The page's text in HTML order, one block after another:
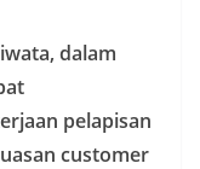
dalam
pelapisan
customer